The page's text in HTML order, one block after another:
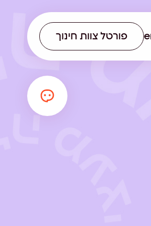
פורטל צוות חינוך